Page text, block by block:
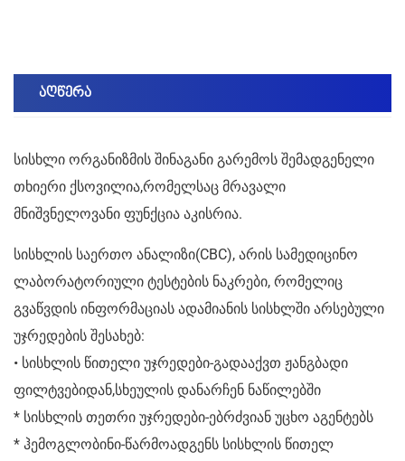
აღწერა
სისხლი ორგანიზმის შინაგანი გარემოს შემადგენელი
თხიერი ქსოვილია,რომელსაც მრავალი
მნიშვნელოვანი ფუნქცია აკისრია.
სისხლის საერთო ანალიზი(CBC), არის სამედიცინო
ლაბორატორიული ტესტების ნაკრები, რომელიც
გვაწვდის ინფორმაციას ადამიანის სისხლში არსებული
უჯრედების შესახებ:
• სისხლის წითელი უჯრედები-გადააქვთ ჟანგბადი
ფილტვებიდან,სხეულის დანარჩენ ნაწილებში
* სისხლის თეთრი უჯრედები-ებრძვიან უცხო აგენტებს
* ჰემოგლობინი-წარმოადგენს სისხლის წითელ